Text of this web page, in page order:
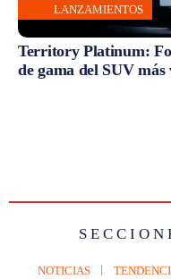
LANZAMIENTOS
Territory Platinum:
de gama del SUV
NOTICIAS